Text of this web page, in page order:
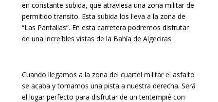
en constante subida, que atraviesa una zona militar de
permitido transito. Esta subida los lleva a la zona de
“Las Pantallas”. En esta carretera podremos disfrutar
de una increíbles vistas de la Bahía de Algeciras.
Cuando llegamos a la zona del cuartel militar el asfalto
se acaba y tomamos una pista a nuestra derecha. Será
el lugar perfecto para disfrutar de un tentempié con